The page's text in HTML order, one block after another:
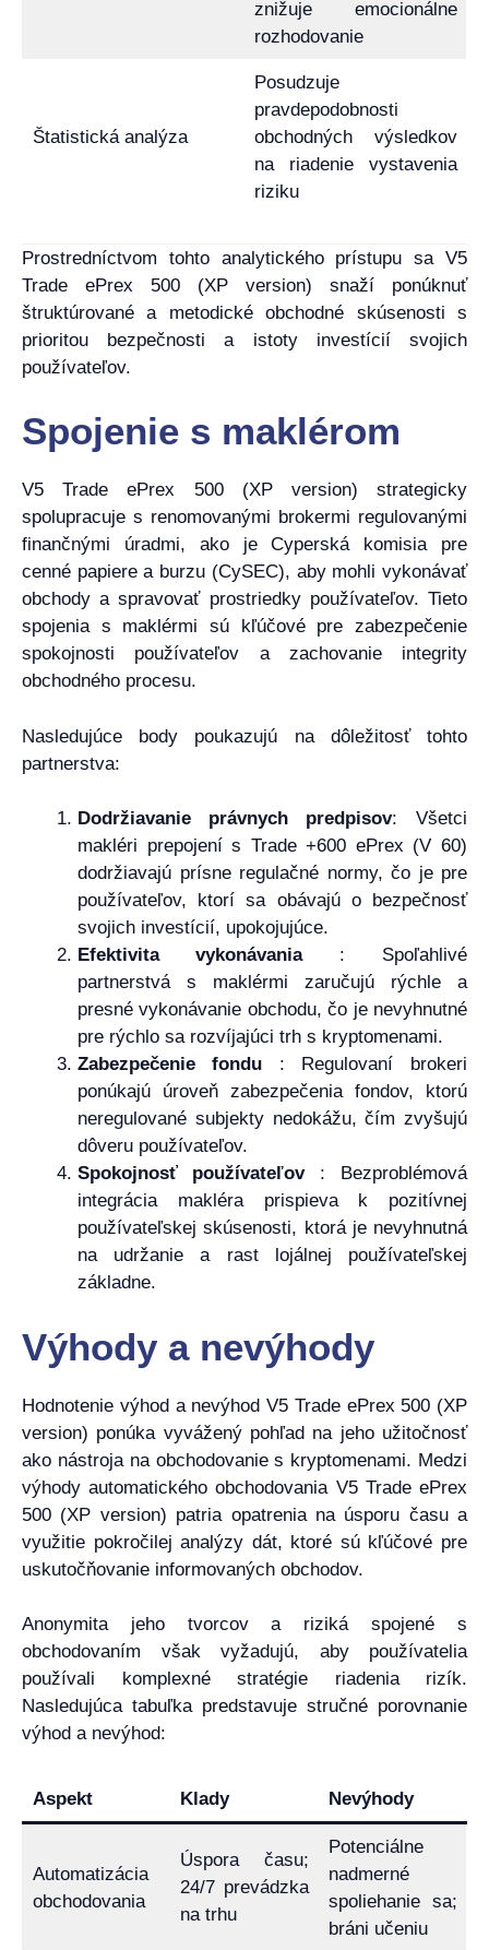
znižuje emocionálne
rozhodovanie
Štatistická analýza
Posudzuje
pravdepodobnosti
obchodných výsledkov
na riadenie vystavenia
riziku
Prostredníctvom tohto analytického prístupu sa V5
Trade ePrex 500 (XP version) snaží ponúknuť
štruktúrované a metodické obchodné skúsenosti s
prioritou bezpečnosti a istoty investícií svojich
používateľov.
Spojenie s maklérom
V5 Trade ePrex 500 (XP version) strategicky
spolupracuje s renomovanými brokermi regulovanými
finančnými úradmi, ako je Cyperská komisia pre
cenné papiere a burzu (CySEC), aby mohli vykonávať
obchody a spravovať prostriedky používateľov. Tieto
spojenia s maklérmi sú kľúčové pre zabezpečenie
spokojnosti používateľov a zachovanie integrity
obchodného procesu.
Nasledujúce body poukazujú na dôležitosť tohto
partnerstva:
Dodržiavanie právnych predpisov: Všetci
makléri prepojení s Trade +600 ePrex (V 60)
dodržiavajú prísne regulačné normy, čo je pre
používateľov, ktorí sa obávajú o bezpečnosť
svojich investícií, upokojujúce.
Efektivita vykonávania: Spoľahlivé
partnerstvá s maklérmi zaručujú rýchle a
presné vykonávanie obchodu, čo je nevyhnutné
pre rýchlo sa rozvíjajúci trh s kryptomenami.
Zabezpečenie fondu : Regulovaní brokeri
ponúkajú úroveň zabezpečenia fondov, ktorú
neregulované subjekty nedokážu, čím zvyšujú
dôveru používateľov.
Spokojnosť používateľov: Bezproblémová
integrácia makléra prispieva k pozitívnej
používateľskej skúsenosti, ktorá je nevyhnutná
na udržanie a rast lojálnej používateľskej
základne.
Výhody a nevýhody
Hodnotenie výhod a nevýhod V5 Trade ePrex 500 (XP
version) ponúka vyvážený pohľad na jeho užitočnosť
ako nástroja na obchodovanie s kryptomenami. Medzi
výhody automatického obchodovania V5 Trade ePrex
500 (XP version) patria opatrenia na úsporu času a
využitie pokročilej analýzy dát, ktoré sú kľúčové pre
uskutočňovanie informovaných obchodov.
Anonymita jeho tvorcov a riziká spojené s
obchodovaním však vyžadujú, aby používatelia
používali komplexné stratégie riadenia rizík.
Nasledujúca tabuľka predstavuje stručné porovnanie
výhod a nevýhod:
Aspekt Klady Nevýhody
Automatizácia
obchodovania
Úspora času;
24/7 prevádzka
na trhu
Potenciálne
nadmerné
spoliehanie sa;
bráni učeniu